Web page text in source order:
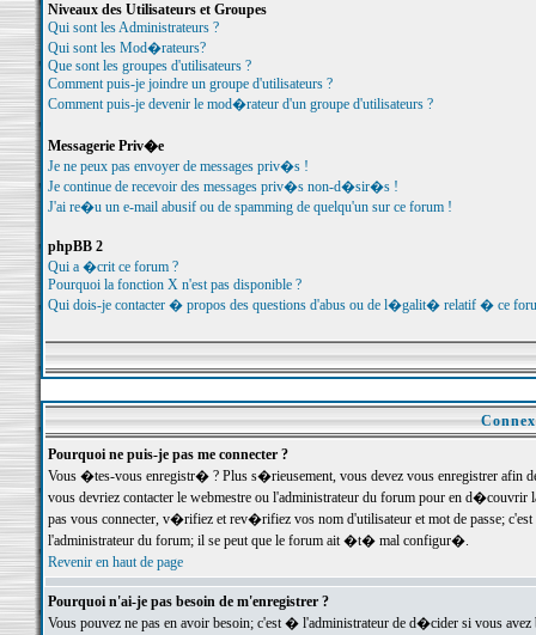
Niveaux des Utilisateurs et Groupes
Qui sont les Administrateurs ?
Qui sont les Mod�rateurs?
Que sont les groupes d'utilisateurs ?
Comment puis-je joindre un groupe d'utilisateurs ?
Comment puis-je devenir le mod�rateur d'un groupe d'utilisateurs ?
Messagerie Priv�e
Je ne peux pas envoyer de messages priv�s !
Je continue de recevoir des messages priv�s non-d�sir�s !
J'ai re�u un e-mail abusif ou de spamming de quelqu'un sur ce forum !
phpBB 2
Qui a �crit ce forum ?
Pourquoi la fonction X n'est pas disponible ?
Qui dois-je contacter � propos des questions d'abus ou de l�galit� relatif � ce
Pourquoi ne puis-je pas me connecter ?
Vous �tes-vous enregistr� ? Plus s�rieusement, vous devez vous enregistrer
vous devriez contacter le webmestre ou l'administrateur du forum pour en
pas vous connecter, v�rifiez et rev�rifiez vos nom d'utilisateur et mot de passe;
l'administrateur du forum; il se peut que le forum ait �t� mal configur�.
Revenir en haut de page
Pourquoi n'ai-je pas besoin de m'enregistrer ?
Vous pouvez ne pas en avoir besoin; c'est � l'administrateur de d�cider si vous